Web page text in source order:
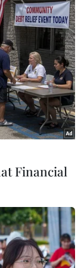
tất yếu của
nhận định./.
giúp bạn
Financial